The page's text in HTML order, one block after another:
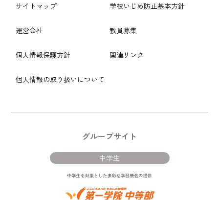
サイトマップ
運営会社
個人情報保護方針
個人情報の取り扱いについて
学校いじめ防止基本方針
教員募集
関連リンク
グループサイト
中学生